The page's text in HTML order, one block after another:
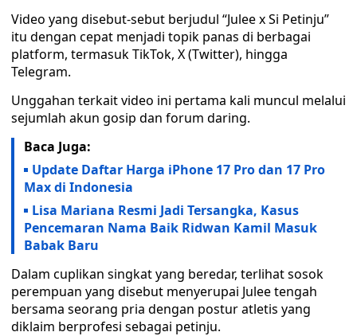
Video yang disebut-sebut berjudul “Julee x Si Petinju”
itu dengan cepat menjadi topik panas di berbagai
platform, termasuk TikTok, X (Twitter), hingga
Telegram.
Unggahan terkait video ini pertama kali muncul melalui
sejumlah akun gosip dan forum daring.
Baca Juga:
Update Daftar Harga iPhone 17 Pro dan 17 Pro
Max di Indonesia
Lisa Mariana Resmi Jadi Tersangka, Kasus
Pencemaran Nama Baik Ridwan Kamil Masuk
Babak Baru
Dalam cuplikan singkat yang beredar, terlihat sosok
perempuan yang disebut menyerupai Julee tengah
bersama seorang pria dengan postur atletis yang
diklaim berprofesi sebagai petinju.